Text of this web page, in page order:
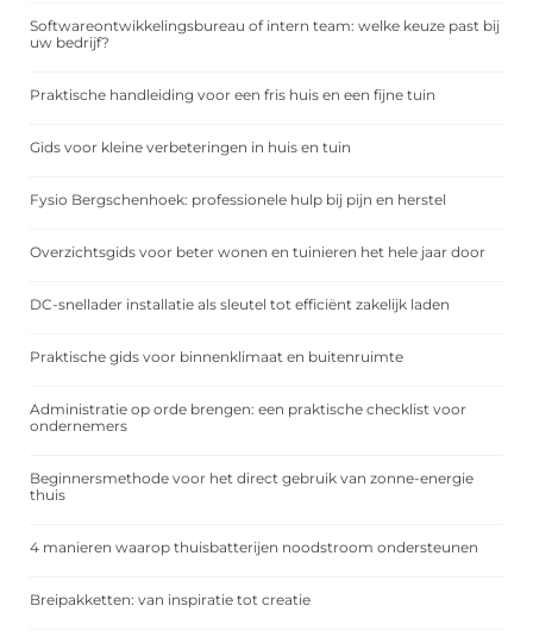
Softwareontwikkelingsbureau of intern team: welke keuze past bij
uw bedrijf?
Praktische handleiding voor een fris huis en een fijne tuin
Gids voor kleine verbeteringen in huis en tuin
Fysio Bergschenhoek: professionele hulp bij pijn en herstel
Overzichtsgids voor beter wonen en tuinieren het hele jaar door
DC-snellader installatie als sleutel tot efficiënt zakelijk laden
Praktische gids voor binnenklimaat en buitenruimte
Administratie op orde brengen: een praktische checklist voor
ondernemers
Beginnersmethode voor het direct gebruik van zonne-energie
thuis
4 manieren waarop thuisbatterijen noodstroom ondersteunen
Breipakketten: van inspiratie tot creatie